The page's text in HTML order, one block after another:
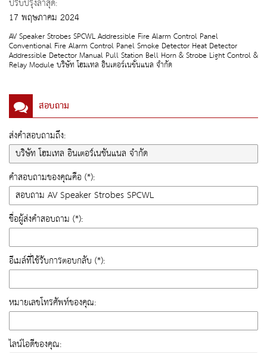
17 พฤษภาคม 2024
AV Speaker Strobes SPCWL Addressible Fire Alarm Control Panel
Conventional Fire Alarm Control Panel Smoke Detector Heat Detector
Addressible Detector Manual Pull Station Bell Horn & Strobe Light Control &
Relay Module บริษัท โฮมเทล อินเตอร์เนชั่นแนล จำกัด
สอบถาม
ส่งคำสอบถามถึง:
คำสอบถามของคุณคือ (*):
ชื่อผู้ส่งคำสอบถาม (*):
อีเมล์ที่ใช้รับการตอบกลับ (*):
หมายเลขโทรศัพท์ของคุณ:
ไลน์ไอดีของคุณ: